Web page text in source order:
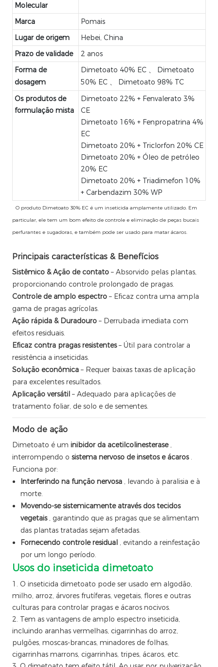
Molecular
Marca
Pomais
Lugar de origem
Hebei, China
Prazo de validade
2 anos
Forma de
dosagem
Dimetoato 40% EC 、 Dimetoato
50% EC 、 Dimetoato 98% TC
Os produtos de
formulação mista
Dimetoato 22% + Fenvalerato 3%
CE
Dimetoato 16% + Fenpropatrina 4%
EC
Dimetoato 20% + Triclorfon 20% CE
Dimetoato 20% + Óleo de petróleo
20% EC
Dimetoato 20% + Triadimefon 10%
+ Carbendazim 30% WP
O produto Dimetoato 30% EC é um inseticida amplamente utilizado. Em
particular, ele tem um bom efeito de controle e eliminação de peças bucais
perfurantes e sugadoras, e também pode ser usado para matar ácaros.
Principais características & Benefícios
Sistêmico & Ação de contato – Absorvido pelas plantas,
proporcionando controle prolongado de pragas.
Controle de amplo espectro – Eficaz contra uma ampla
gama de pragas agrícolas.
Ação rápida & Duradouro – Derrubada imediata com
efeitos residuais.
Eficaz contra pragas resistentes– Útil para controlar a
resistência a inseticidas.
Solução econômica – Requer baixas taxas de aplicação
para excelentes resultados.
Aplicação versátil – Adequado para aplicações de
tratamento foliar, de solo e de sementes.
Modo de ação
Dimetoato é um inibidor da acetilcolinesterase ,
interrompendo o sistema nervoso de insetos e ácaros .
Funciona por:
Interferindo na função nervosa , levando à paralisia e à
morte.
Movendo-se sistemicamente através dos tecidos
vegetais , garantindo que as pragas que se alimentam
das plantas tratadas sejam afetadas.
Fornecendo controle residual , evitando a reinfestação
por um longo período.
Usos do inseticida dimetoato
1. O inseticida dimetoato pode ser usado em algodão,
milho, arroz, árvores frutíferas, vegetais, flores e outras
culturas para controlar pragas e ácaros nocivos.
2. Tem as vantagens de amplo espectro inseticida,
incluindo aranhas vermelhas, cigarrinhas do arroz,
pulgões, moscas-brancas, minadores de folhas,
cigarrinhas marrons, cigarrinhas, tripes, ácaros, etc.